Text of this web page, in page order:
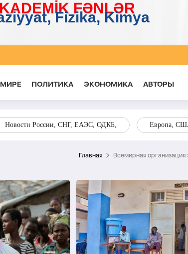
ПОЛИТИКА ЭКОНОМИКА AВТОРЫ
Новости России, СНГ, ЕАЭС, ОДКБ, Европа,
Главная Всемирная организация